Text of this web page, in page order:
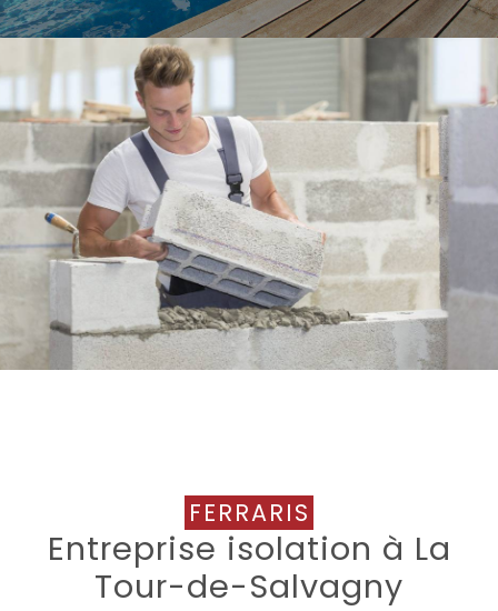
FERRARIS
Entreprise isolation à La
Tour-de-Salvagny